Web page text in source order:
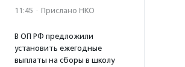
11:45 · Прислано НКО
В ОП РФ предложили
установить ежегодные
выплаты на сборы в школу